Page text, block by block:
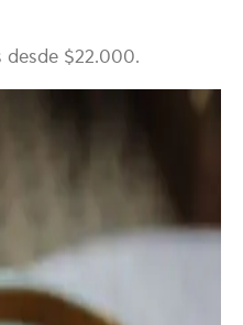
desde $22.000.